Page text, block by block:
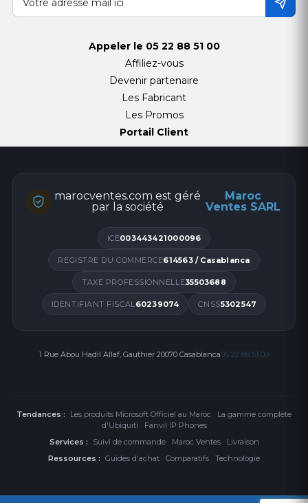
Appeler le 05 22 88 51 00
Affiliez-vous
Devenir partenaire
Les Fabricant
Les Promos
Portail Client
marocventes.com est géré
par la société
Maroc
Ventes SARL
ICE003443421000096
REGISTRE DU COMMERCE614563 / Casablanca
TAXE PROFESSIONNELLE35503688
IDENTIFIANT FISCAL60239074 CNSS5302547
1 Rue Abou Hadil Allaf, Gauthier 20070 Casablanca05 22 88 51 00
Tendances : Les produits Microsoft Officiel au Maroc · La gamme complète
d'Ubiquiti · Fanvil IP Phones
Services :
Suivi de commande· Maroc Ventes· Livraison
Ressources : Guides d'achat · Comparatifs · Technologie